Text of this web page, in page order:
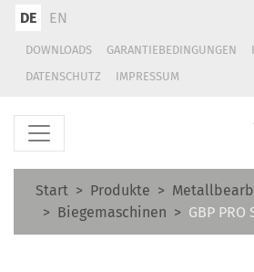
DE EN
DOWNLOADS GARANTIEBEDINGUNGEN
DATENSCHUTZ
IMPRESSUM
Start Produkte
Biegemaschinen
GBP PRO